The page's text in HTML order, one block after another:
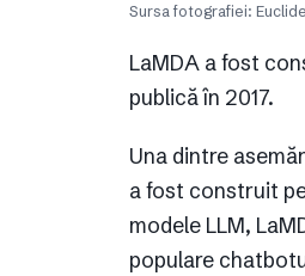
Sursa fotografiei:
LaMDA a fost
publică în 2017.
Una dintre
a fost construit
modele LLM,
populare